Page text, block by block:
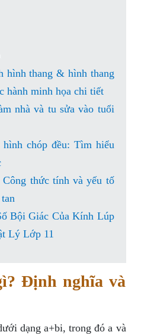
hình thang & hình thang
hành minh họa chi tiết
nhà và tu sửa vào tuổi
chóp đều: Tìm hiểu
thức tính và yếu tố
Bội Giác Của Kính Lúp
Lý Lớp 11
Định nghĩa và
dạng a+bi, trong đó a và